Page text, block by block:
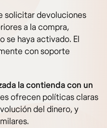
solicitar devoluciones
a la compra,
se haya activado. El
con soporte
la contienda con un
ofrecen políticas claras
del dinero, y